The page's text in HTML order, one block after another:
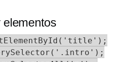
elementos